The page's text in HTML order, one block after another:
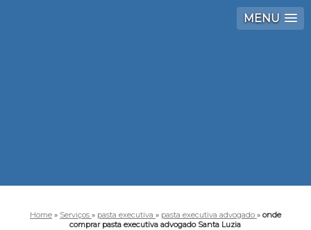
MENU
Home » Serviços » pasta executiva » pasta executiva advogado » onde
comprar pasta executiva advogado Santa Luzia